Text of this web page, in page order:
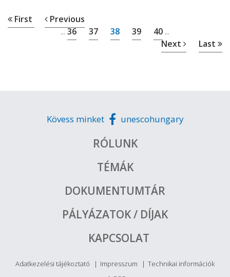
First Previous
... 36 37 38 39 40 ...
Next Last
Kövess minket unescohungary
RÓLUNK
TÉMÁK
DOKUMENTUMTÁR
PÁLYÁZATOK / DÍJAK
KAPCSOLAT
Adatkezelési tájékoztató Impresszum
Technikai információk